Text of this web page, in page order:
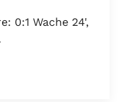
0:1 Wache 24',